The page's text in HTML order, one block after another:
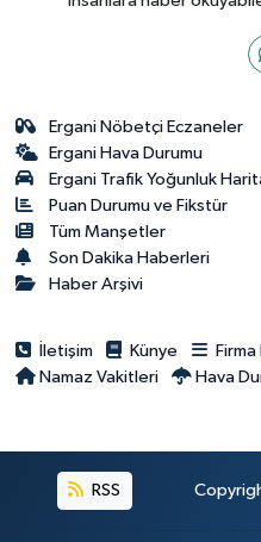
Ergani Nöbetçi Eczaneler
Ergani Hava Durumu
Ergani Trafik Yoğunluk
Puan Durumu ve Fikstür
Tüm Manşetler
Son Dakika Haberleri
Haber Arşivi
İletişim Künye
Namaz Vakitleri
Hava
RSS